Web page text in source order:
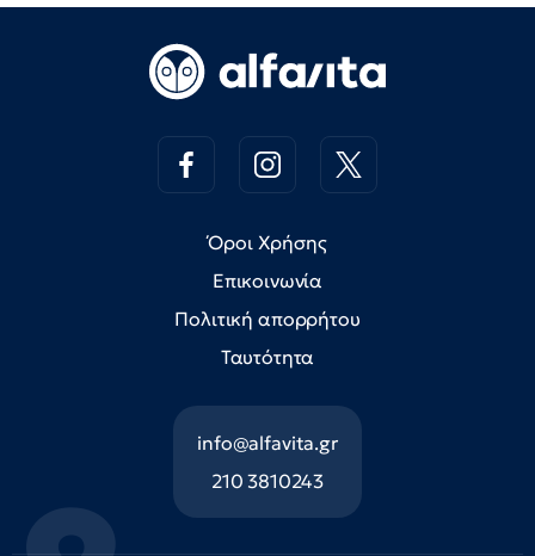
Όροι Χρήσης
Επικοινωνία
Πολιτική απορρήτου
Ταυτότητα
info@alfavita.gr
210 3810243